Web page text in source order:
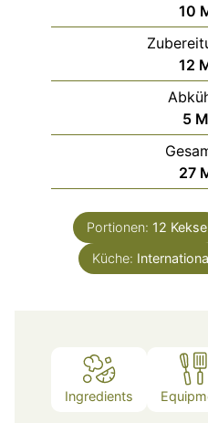
10
12
5
27
Portionen: 12 Kekse
Küche:
Ingredients